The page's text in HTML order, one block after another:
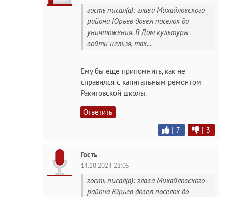
гость писал(а): глава Михайловского
района Юрьев довел поселок до
уничтожения. В Дом культуры
войти нельзя, так...
Ему бы еще припомнить, как не
справился с капитальным ремонтом
Ракитовской школы.
Ответить
| 7 | 3
Гость
14.10.2024 22:05
гость писал(а): глава Михайловского
района Юрьев довел поселок до